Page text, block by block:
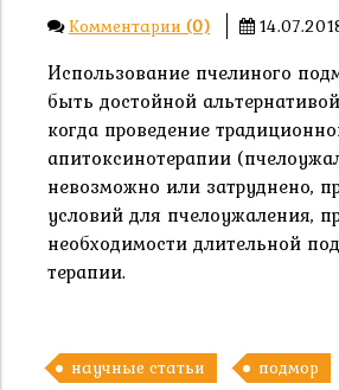
Комментарии (0)
Использование пчелиного
быть достойной
когда проведение
апитоксинотерапии
невозможно или затруднено,
условий для пчелоужаления,
необходимости длительной
терапии.
научные статьи
подмор